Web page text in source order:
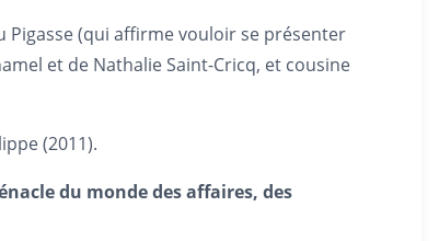
Pigasse (qui affirme vouloir se présenter
et de Nathalie Saint-Cricq, et cousine
(2011).
du monde des affaires, des